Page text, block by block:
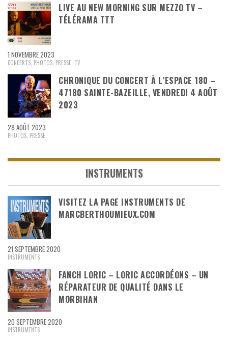
LIVE AU NEW MORNING SUR MEZZO TV –
TÉLÉRAMA TTT
1 NOVEMBRE 2023
CONCERTS, PHOTOS, PRESSE, TV
CHRONIQUE DU CONCERT À L’ESPACE 180 –
47180 SAINTE-BAZEILLE, VENDREDI 4 AOÛT
2023
28 AOÛT 2023
PHOTOS, PRESSE
INSTRUMENTS
VISITEZ LA PAGE INSTRUMENTS DE
MARCBERTHOUMIEUX.COM
21 SEPTEMBRE 2020
INSTRUMENTS
FANCH LORIC – LORIC ACCORDÉONS – UN
RÉPARATEUR DE QUALITÉ DANS LE
MORBIHAN
20 SEPTEMBRE 2020
INSTRUMENTS